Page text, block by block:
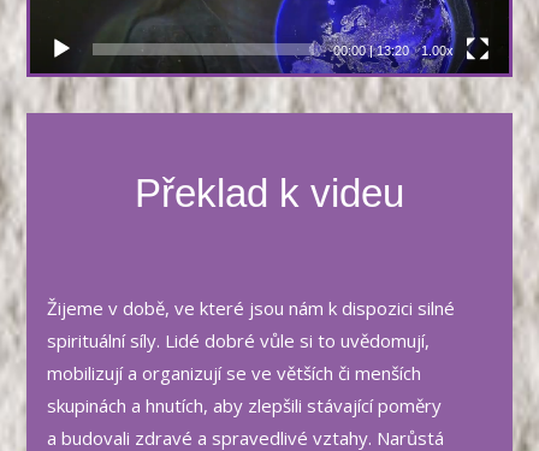
00:00|13:20 1.00x
Překlad k videu
Žijeme v době, ve které jsou nám k dispozici silné
spirituální síly. Lidé dobré vůle si to uvědomují,
mobilizují a organizují se ve větších či menších
skupinách a hnutích, aby zlepšili stávající poměry
a budovali zdravé a spravedlivé vztahy. Narůstá